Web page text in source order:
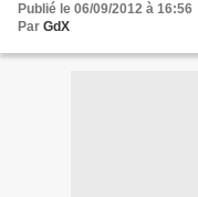
Publié le 06/09/2012 à 16:56
Par GdX